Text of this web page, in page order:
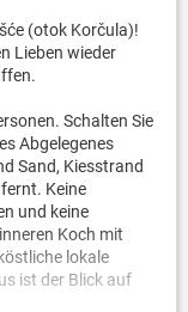
(otok Korčula)!
Lieben wieder
Schalten Sie
Abgelegenes
Sand, Kiesstrand
Keine
und keine
Koch mit
lokale
ist der Blick auf